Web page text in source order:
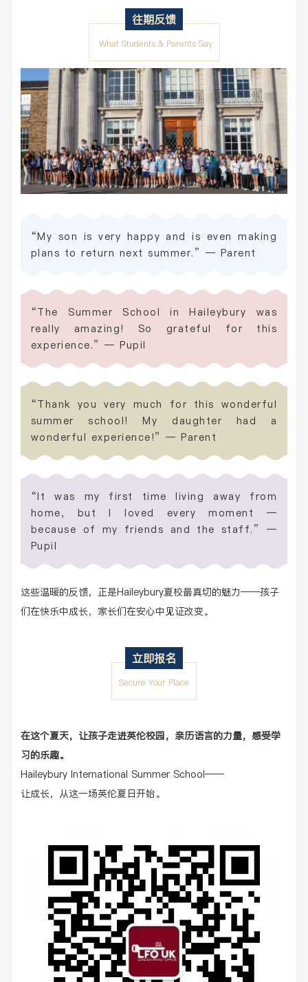
往期反馈
What Students & Parents Say
“My son is very happy and is even making
plans to return next summer.” — Parent
“The Summer School in Haileybury was
really amazing! So grateful for this
experience.” — Pupil
“Thank you very much for this wonderful
summer school! My daughter had a
wonderful experience!” — Parent
“It was my first time living away from
home, but I loved every moment —
because of my friends and the staff.” —
Pupil
这些温暖的反馈，正是Haileybury夏校最真切的魅力——孩子
们在快乐中成长，家长们在安心中见证改变。
立即报名
Secure Your Place
在这个夏天，让孩子走进英伦校园，亲历语言的力量，感受学
习的乐趣。
Haileybury International Summer School——
让成长，从这一场英伦夏日开始。